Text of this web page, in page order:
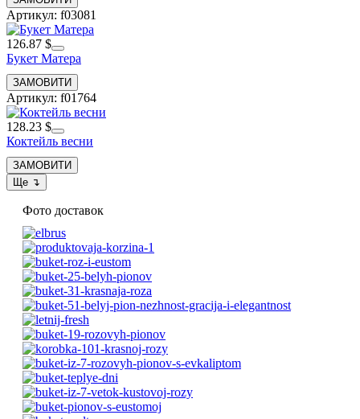
Артикул: f03081
126.87 $
Букет Матера
Артикул: f01764
128.23 $
Коктейль весни
Фото доставок